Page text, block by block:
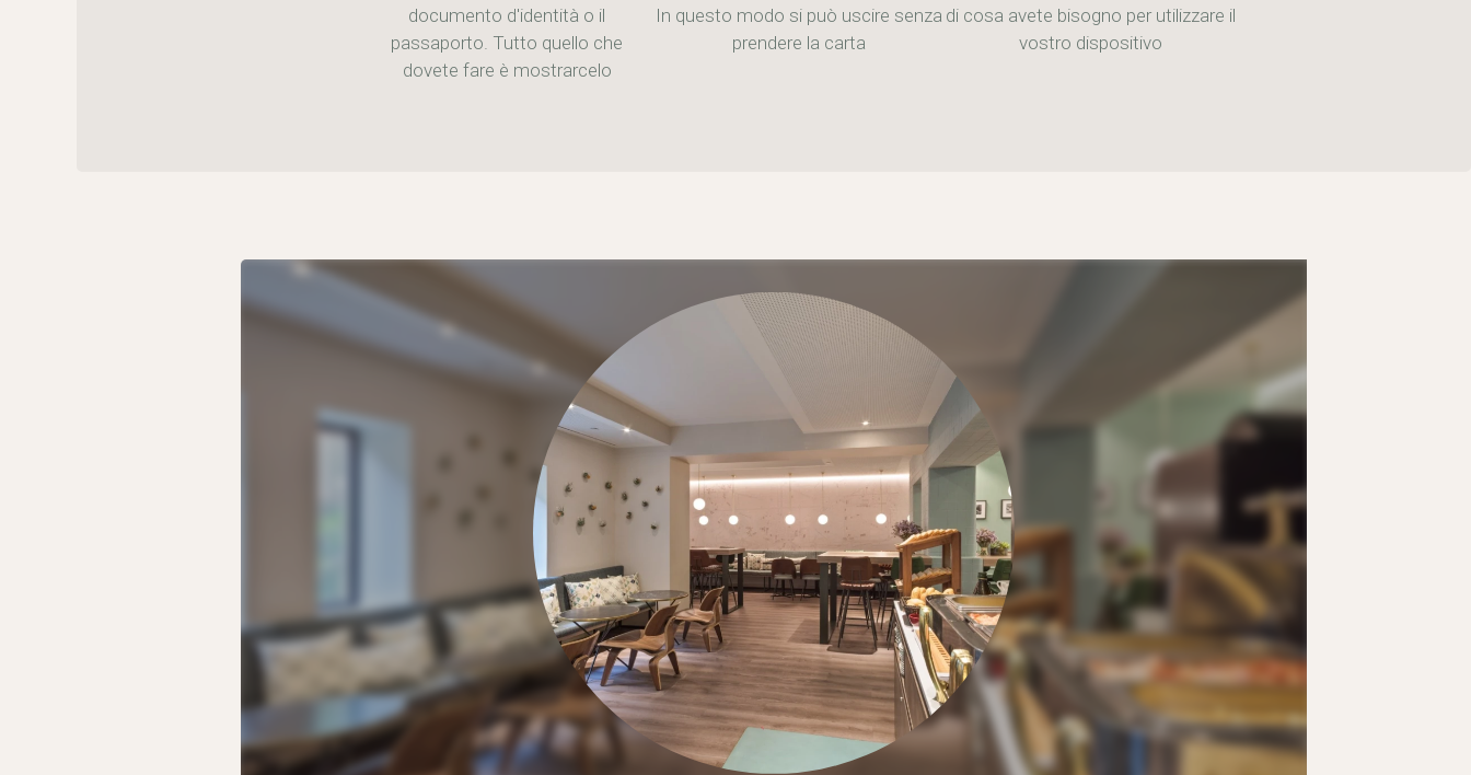
documento d'identità o il
passaporto. Tutto quello che
dovete fare è mostrarcelo
In questo modo si può uscire senza
prendere la carta
di cosa avete bisogno per utilizzare il
vostro dispositivo